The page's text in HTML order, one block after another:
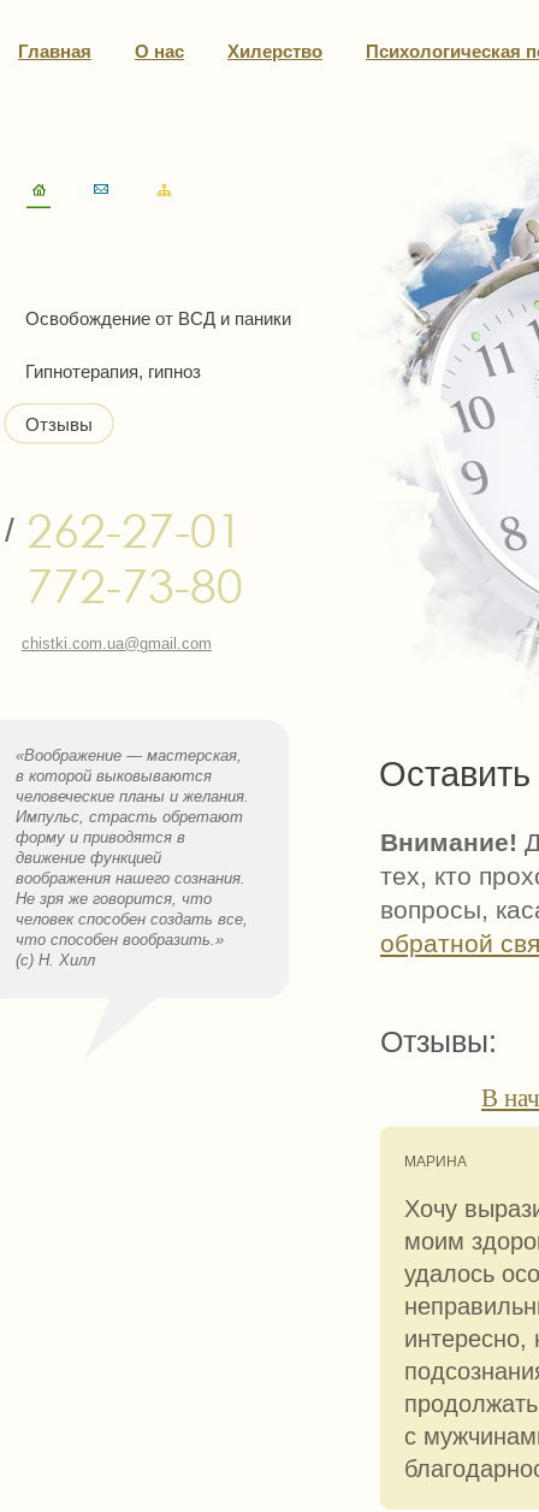
Главная О нас Хилерство Психологическая
Освобождение от ВСД и паники
Гипнотерапия, гипноз
Отзывы
/ 262-27-01
772-73-80
chistki.com.ua@gmail.com
«Воображение — мастерская,
в которой выковываются
человеческие планы и желания.
Импульс, страсть обретают
форму и приводятся в
движение функцией
воображения нашего сознания.
Не зря же говорится, что
человек способен создать все,
что способен вообразить.»
(с) Н. Хилл
Внимание!
тех, кто
вопросы,
обратной
Отзывы:
В
МАРИНА
Хочу
моим
удалось
интересно,
с